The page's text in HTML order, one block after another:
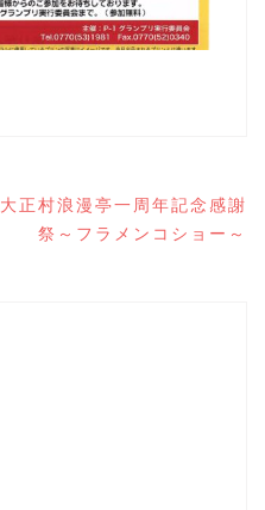
大正村浪漫亭一周年記念感謝
祭～フラメンコショー～